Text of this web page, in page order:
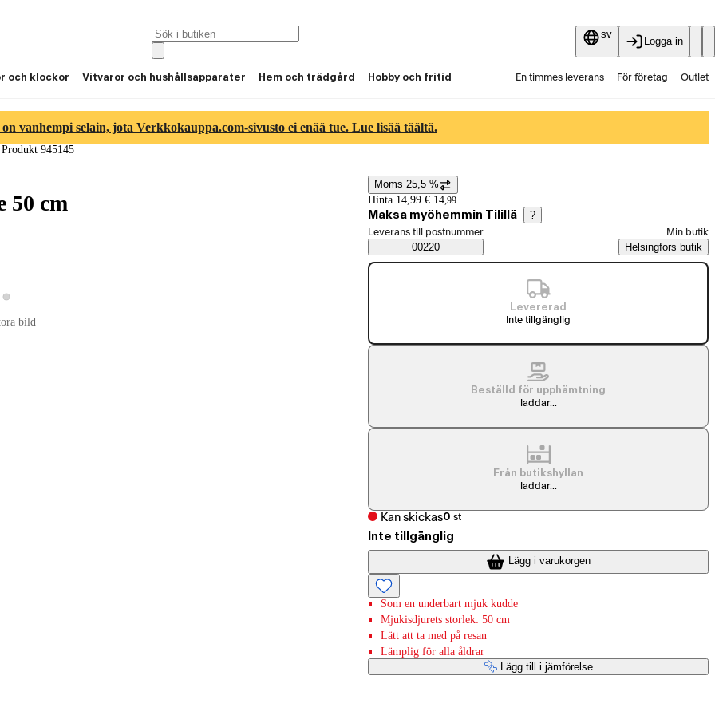
sv
Logga in
och klockor Vitvaror och hushållsapparater Hem och trädgård Hobby och fritid En timmes leverans För företag Outlet
on vanhempi selain, jota Verkkokauppa.com-sivusto ei enää tue. Lue lisää täältä.
Produkt 945145
50 cm
produktbild 1
Visa produktbild 2
bild
Prisinformation
Moms 25,5 %
Hinta 14,99 €. 14,99
Maksa myöhemmin Tilillä ?
Saatavuustiedot
Välj beställningssätt
Leverans till postnummer
00220
Min butik
Helsingfors butik
Levererad
Inte tillgänglig
Beställd för upphämtning
laddar...
Från butikshyllan
laddar...
Kan skickas0 st
Inte tillgänglig
Lägg i varukorgen
Som en underbart mjuk kudde
Mjukisdjurets storlek: 50 cm
Lätt att ta med på resan
Lämplig för alla åldrar
Lägg till i jämförelse